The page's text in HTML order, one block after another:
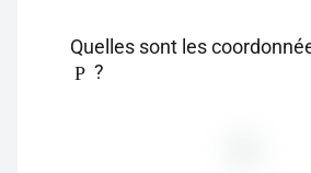
Quelles sont les
P ?